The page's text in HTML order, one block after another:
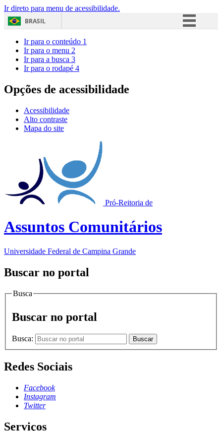
Ir direto para menu de acessibilidade.
BRASIL
Acesso à informação
Ir para o conteúdo 1
Ir para o menu 2
Ir para a busca 3
Ir para o rodapé 4
Opções de acessibilidade
Acessibilidade
Alto contraste
Mapa do site
Pró-Reitoria de
Assuntos Comunitários
Universidade Federal de Campina Grande
Buscar no portal
Busca
Buscar no portal
Busca: Buscar
Redes Sociais
Facebook
Instagram
Twitter
Serviços